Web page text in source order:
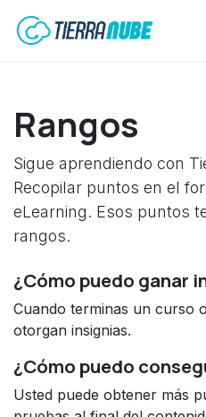
Rangos
Sigue aprendiendo con
Recopilar puntos en el
eLearning. Esos puntos
rangos.
¿Cómo puedo ganar
Cuando terminas un curso
otorgan insignias.
¿Cómo puedo
Usted puede obtener más